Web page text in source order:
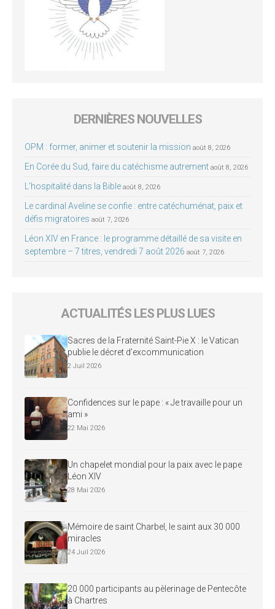
DERNIÈRES NOUVELLES
OPM : former, animer et soutenir la mission août 8, 2026
En Corée du Sud, faire du catéchisme autrement août 8, 2026
L’hospitalité dans la Bible août 8, 2026
Le cardinal Aveline se confie : entre catéchuménat, paix et
défis migratoires août 7, 2026
Léon XIV en France : le programme détaillé de sa visite en
septembre – 7 titres, vendredi 7 août 2026 août 7, 2026
ACTUALITÉS LES PLUS LUES
Sacres de la Fraternité Saint-Pie X : le Vatican
publie le décret d’excommunication
2 Juil 2026
Confidences sur le pape : « Je travaille pour un
ami »
22 Mai 2026
Un chapelet mondial pour la paix avec le pape
Léon XIV
28 Mai 2026
Mémoire de saint Charbel, le saint aux 30 000
miracles
24 Juil 2026
20 000 participants au pèlerinage de Pentecôte
à Chartres